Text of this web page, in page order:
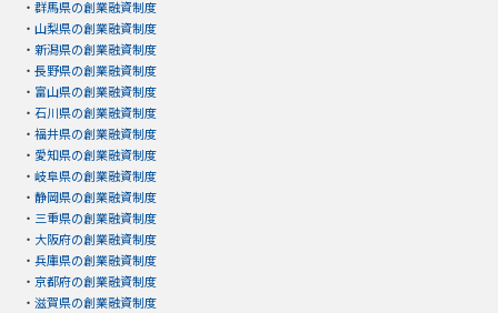
・ 群馬県の創業融資制度
・ 山梨県の創業融資制度
・ 新潟県の創業融資制度
・ 長野県の創業融資制度
・ 富山県の創業融資制度
・ 石川県の創業融資制度
・ 福井県の創業融資制度
・ 愛知県の創業融資制度
・ 岐阜県の創業融資制度
・ 静岡県の創業融資制度
・ 三重県の創業融資制度
・ 大阪府の創業融資制度
・ 兵庫県の創業融資制度
・ 京都府の創業融資制度
・ 滋賀県の創業融資制度